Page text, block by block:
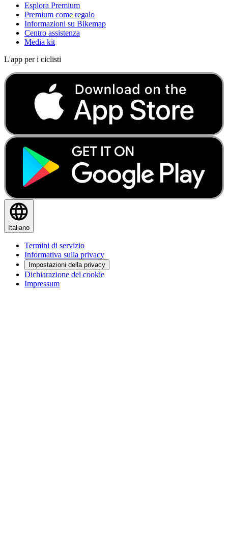
Esplora Premium
Premium come regalo
Informazioni su Bikemap
Centro assistenza
Media kit
L'app per i ciclisti
Italiano
Termini di servizio
Informativa sulla privacy
Impostazioni della privacy
Dichiarazione dei cookie
Impressum